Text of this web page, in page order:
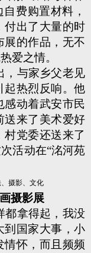
费购置材料，
付出了大量的时
展的作品，无不
爱之情。
，与家乡父老见
起热烈反响。他
感动着武安市民
送来了美术爱好
党委还送来了
活动在“洺河苑
摄影展
都拿得起，我没
到国家大事，小
情怀，而且频频